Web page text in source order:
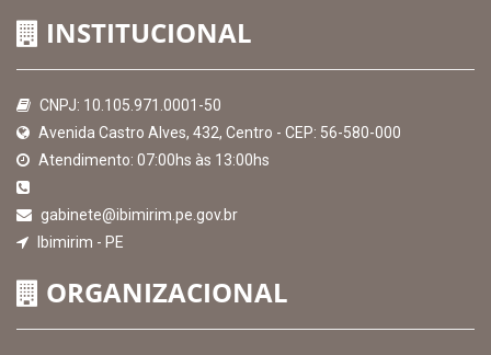
INSTITUCIONAL
CNPJ: 10.105.971.0001-50
Avenida Castro Alves, 432, Centro - CEP: 56-580-000
Atendimento: 07:00hs às 13:00hs
gabinete@ibimirim.pe.gov.br
Ibimirim - PE
ORGANIZACIONAL